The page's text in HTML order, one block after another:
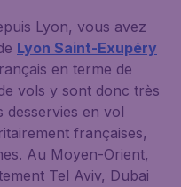
Lyon, vous avez
Lyon Saint-Exupéry
en terme de
vols y sont donc très
desservies en vol
françaises,
Au Moyen-Orient,
Tel Aviv, Dubai